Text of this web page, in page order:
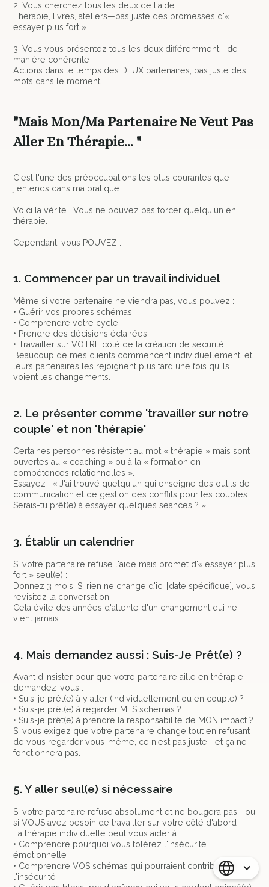
2. Vous cherchez tous les deux de l'aide
Thérapie, livres, ateliers—pas juste des promesses d'«
essayer plus fort »
3. Vous vous présentez tous les deux différemment—de
manière cohérente
Actions dans le temps des DEUX partenaires, pas juste des
mots dans le moment
"Mais Mon/Ma Partenaire Ne Veut Pas
Aller En Thérapie... "
C'est l'une des préoccupations les plus courantes que
j'entends dans ma pratique.
Voici la vérité : Vous ne pouvez pas forcer quelqu'un en
thérapie.
Cependant, vous POUVEZ :
1. Commencer par un travail individuel
Même si votre partenaire ne viendra pas, vous pouvez :
• Guérir vos propres schémas
• Comprendre votre cycle
• Prendre des décisions éclairées
• Travailler sur VOTRE côté de la création de sécurité
Beaucoup de mes clients commencent individuellement, et
leurs partenaires les rejoignent plus tard une fois qu'ils
voient les changements.
2. Le présenter comme 'travailler sur notre
couple' et non 'thérapie'
Certaines personnes résistent au mot « thérapie » mais sont
ouvertes au « coaching » ou à la « formation en
compétences relationnelles ».
Essayez : « J'ai trouvé quelqu'un qui enseigne des outils de
communication et de gestion des conflits pour les couples.
Serais-tu prêt(e) à essayer quelques séances ? »
3. Établir un calendrier
Si votre partenaire refuse l'aide mais promet d'« essayer plus
fort » seul(e) :
Donnez 3 mois. Si rien ne change d'ici [date spécifique], vous
revisitez la conversation.
Cela évite des années d'attente d'un changement qui ne
vient jamais.
4. Mais demandez aussi : Suis-Je Prêt(e) ?
Avant d'insister pour que votre partenaire aille en thérapie,
demandez-vous :
• Suis-je prêt(e) à y aller (individuellement ou en couple) ?
• Suis-je prêt(e) à regarder MES schémas ?
• Suis-je prêt(e) à prendre la responsabilité de MON impact ?
Si vous exigez que votre partenaire change tout en refusant
de vous regarder vous-même, ce n'est pas juste—et ça ne
fonctionnera pas.
5. Y aller seul(e) si nécessaire
Si votre partenaire refuse absolument et ne bougera pas—ou
si VOUS avez besoin de travailler sur votre côté d'abord :
La thérapie individuelle peut vous aider à :
• Comprendre pourquoi vous tolérez l'insécurité
émotionnelle
• Comprendre VOS schémas qui pourraient contribuer à
l'insécurité